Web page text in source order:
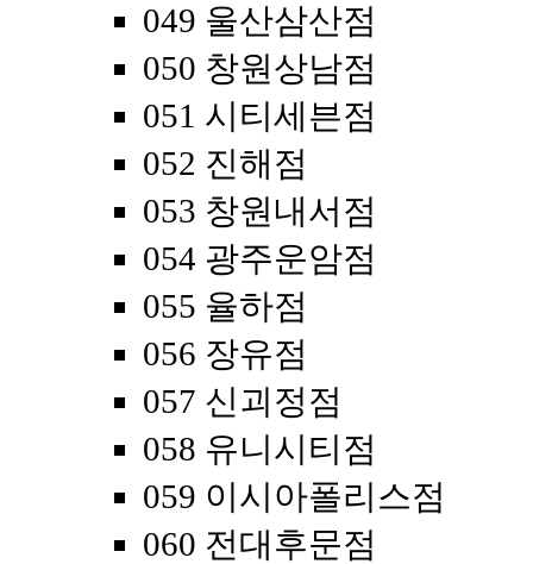
049 울산삼산점
050 창원상남점
051 시티세븐점
052 진해점
053 창원내서점
054 광주운암점
055 율하점
056 장유점
057 신괴정점
058 유니시티점
059 이시아폴리스점
060 전대후문점